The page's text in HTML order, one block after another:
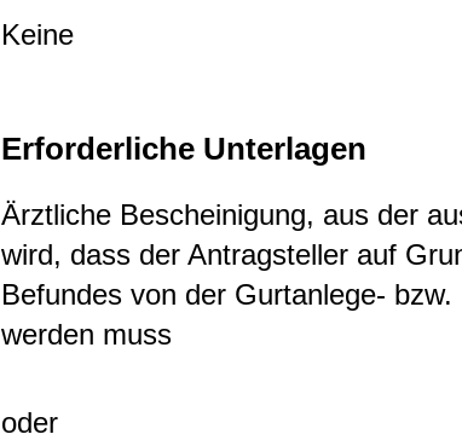
Keine
Erforderliche Unterlagen
Ärztliche Bescheinigung, aus der
wird, dass der Antragsteller auf
Befundes von der Gurtanlege-
werden muss
oder